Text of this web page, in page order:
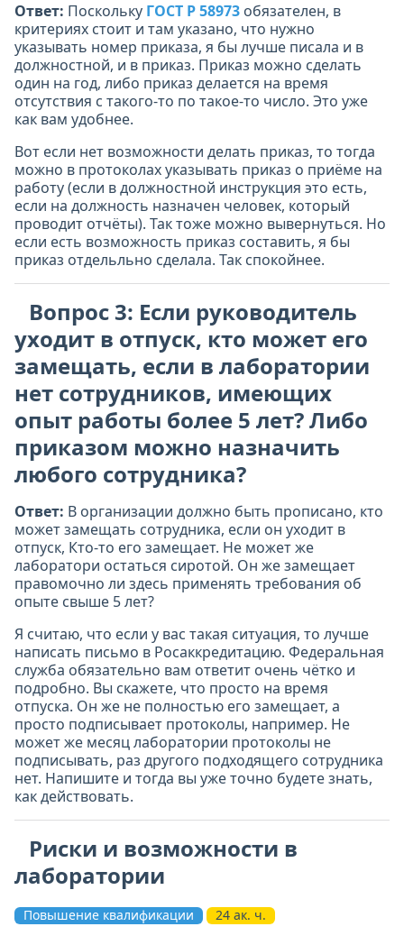
Ответ: Поскольку ГОСТ Р 58973 обязателен, в
критериях стоит и там указано, что нужно
указывать номер приказа, я бы лучше писала и в
должностной, и в приказ. Приказ можно сделать
один на год, либо приказ делается на время
отсутствия с такого-то по такое-то число. Это уже
как вам удобнее.
Вот если нет возможности делать приказ, то тогда
можно в протоколах указывать приказ о приёме на
работу (если в должностной инструкция это есть,
если на должность назначен человек, который
проводит отчёты). Так тоже можно вывернуться. Но
если есть возможность приказ составить, я бы
приказ отдельльно сделала. Так спокойнее.
Вопрос 3: Если руководитель
уходит в отпуск, кто может его
замещать, если в лаборатории
нет сотрудников, имеющих
опыт работы более 5 лет? Либо
приказом можно назначить
любого сотрудника?
Ответ: В организации должно быть прописано, кто
может замещать сотрудника, если он уходит в
отпуск, Кто-то его замещает. Не может же
лаборатори остаться сиротой. Он же замещает
правомочно ли здесь применять требования об
опыте свыше 5 лет?
Я считаю, что если у вас такая ситуация, то лучше
написать письмо в Росаккредитацию. Федеральная
служба обязательно вам ответит очень чётко и
подробно. Вы скажете, что просто на время
отпуска. Он же не полностью его замещает, а
просто подписывает протоколы, например. Не
может же месяц лаборатории протоколы не
подписывать, раз другого подходящего сотрудника
нет. Напишите и тогда вы уже точно будете знать,
как действовать.
Риски и возможности в
лаборатории
Повышение квалификации 24 ак. ч.